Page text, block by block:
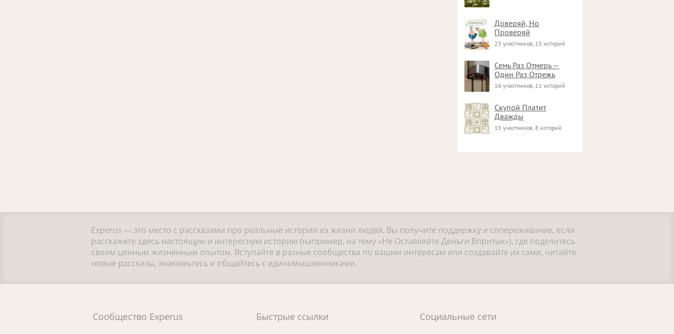
Доверяй, Но
Проверяй
25 участников, 15 историй
Семь Раз Отмерь —
Один Раз Отрежь
16 участников, 11 историй
Скупой Платит
Дважды
15 участников, 8 историй
Experus — это место с рассказами про реальные истории из жизни людей. Вы получите поддержку и сопереживание, если
расскажете здесь настоящую и интересную историю (например, на тему «Не Оставляйте Деньги Впритык»), где поделитесь
своим ценным жизненным опытом. Вступайте в разные сообщества по вашим интересам или создавайте их сами, читайте
новые рассказы, знакомьтесь и общайтесь с единомышленниками.
Сообщество Experus Быстрые ссылки Социальные сети